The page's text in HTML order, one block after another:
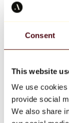
Consent
This website
We use
provide social
We also share
Opera della